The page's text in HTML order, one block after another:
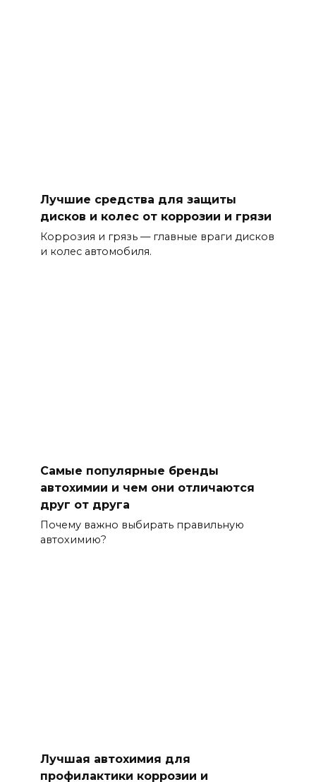
Лучшие средства для защиты
дисков и колес от коррозии и грязи
Коррозия и грязь — главные враги дисков
и колес автомобиля.
Самые популярные бренды
автохимии и чем они отличаются
друг от друга
Почему важно выбирать правильную
автохимию?
Лучшая автохимия для
профилактики коррозии и